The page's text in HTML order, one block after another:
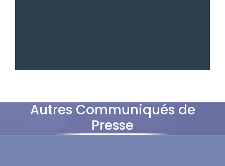
Autres Communiqués de
Presse